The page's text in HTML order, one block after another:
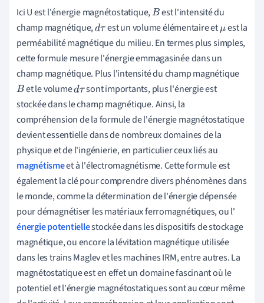
Ici U est l'énergie magnétostatique,B est l'intensité du
champ magnétique,dτ est un volume élémentaire etμ est la
perméabilité magnétique du milieu. En termes plus simples,
cette formule mesure l'énergie emmagasinée dans un
champ magnétique. Plus l'intensité du champ magnétique
B et le volumedτsont importants, plus l'énergie est
stockée dans le champ magnétique. Ainsi, la
compréhension de la formule de l'énergie magnétostatique
devient essentielle dans de nombreux domaines de la
physique et de l'ingénierie, en particulier ceux liés au
magnétismeet à l'électromagnétisme. Cette formule est
également la clé pour comprendre divers phénomènes dans
le monde, comme la détermination de l'énergie dépensée
pour démagnétiser les matériaux ferromagnétiques, ou l'
énergie potentiellestockée dans les dispositifs de stockage
magnétique, ou encore la lévitation magnétique utilisée
dans les trains Maglev et les machines IRM, entre autres. La
magnétostatique est en effet un domaine fascinant où le
potentiel et l'énergie magnétostatiques sont au cœur même